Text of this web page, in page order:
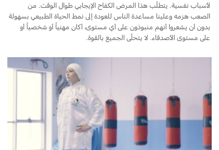
لأسباب نفسية. يتطلّب هذا المرض الكفاح الإيجابي طوال الوقت. من
الصعب هزمه وعلينا مساعدة الناس للعودة إلى نمط الحياة الطبيعي بسهولة
بدون أن يشعروا أنهم منبوذون على أي مستوى، أكان مهنياً أو شخصياً أو
على مستوى الأصدقاء. لا يتحلّى الجميع بالقوة.